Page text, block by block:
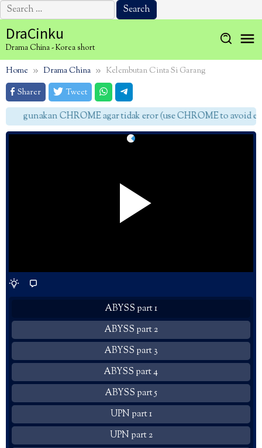
Search
for:
to
content
DraCinku
Drama China - Korea short
Home Drama China
Kelembutan Cinta Si Garang
Sharer
Tweet
gunakan CHROME agar tidak eror (use CHROME to avoid
ABYSS part 1
ABYSS part 2
ABYSS part 3
ABYSS part 4
ABYSS part 5
UPN part 1
UPN part 2